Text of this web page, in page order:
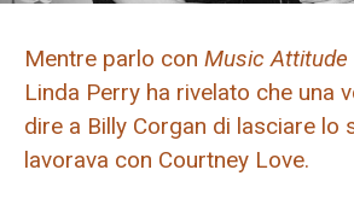
Mentre parlo con Music Attitude
Linda Perry ha rivelato che una
dire a Billy Corgan di lasciare lo
lavorava con Courtney Love.